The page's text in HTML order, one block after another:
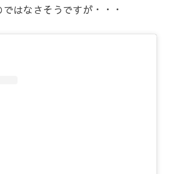
はなさそうですが・・・